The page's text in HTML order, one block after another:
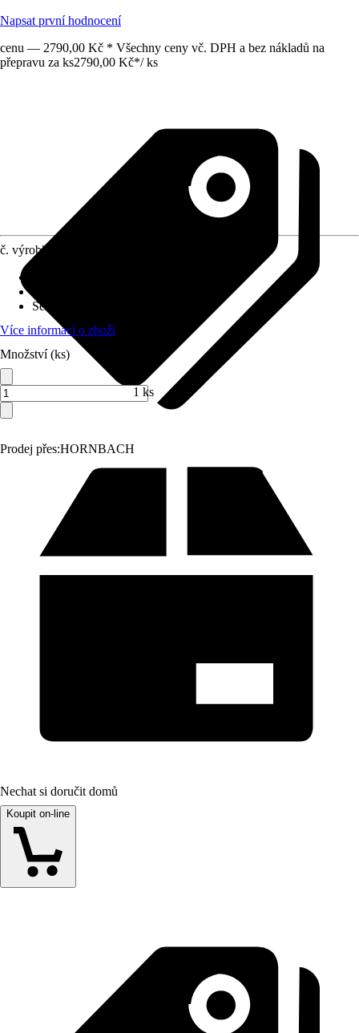
Napsat první hodnocení
cenu — 2790,00 Kč * Všechny ceny vč. DPH a bez nákladů na
přepravu za ks2790,00 Kč*/ ks
Prodej přes:HORNBACH
č. výrobku
Série
Více informací o zboží
Množství (ks)
1 ks
Nechat si doručit domů
Koupit on-line